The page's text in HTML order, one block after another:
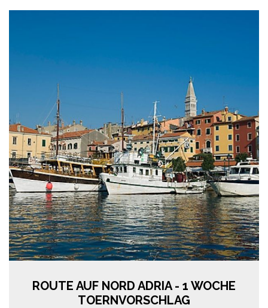
ROUTE AUF NORD ADRIA - 1 WOCHE
TOERNVORSCHLAG